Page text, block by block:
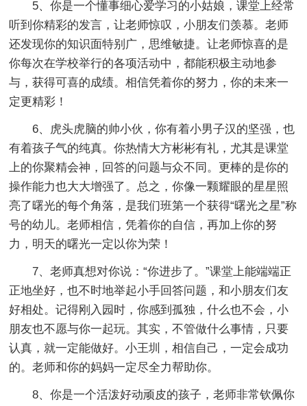
5、你是一个懂事细心爱学习的小姑娘，课堂上经常
听到你精彩的发言，让老师惊叹，小朋友们羡慕。老师
还发现你的知识面特别广，思维敏捷。让老师惊喜的是
你每次在学校举行的各项活动中，都能积极主动地参
与，获得可喜的成绩。相信凭着你的努力，你的未来一
定更精彩！
6、虎头虎脑的帅小伙，你有着小男子汉的坚强，也
有着孩子气的纯真。你热情大方彬彬有礼，尤其是课堂
上的你聚精会神，回答的问题与众不同。更棒的是你的
操作能力也大大增强了。总之，你像一颗耀眼的星星照
亮了曙光的每个角落，是我们班第一个获得“曙光之星”称
号的幼儿。老师相信，凭着你的自信，再加上你的努
力，明天的曙光一定以你为荣！
7、老师真想对你说：“你进步了。”课堂上能端端正
正地坐好，也不时地举起小手回答问题，和小朋友们友
好相处。记得刚入园时，你感到孤独，什么也不会，小
朋友也不愿与你一起玩。其实，不管做什么事情，只要
认真，就一定能做好。小王圳，相信自己，一定会成功
的。老师和你的妈妈一定尽全力帮助你。
8、你是一个活泼好动顽皮的孩子，老师非常钦佩你